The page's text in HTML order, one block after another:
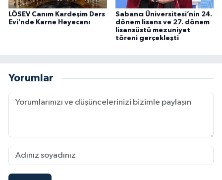
LÖSEV Canım Kardeşim Ders
Evi’nde Karne Heyecanı
Sabancı Üniversitesi’nin 24.
dönem lisans ve 27. dönem
lisansüstü mezuniyet
töreni gerçekleşti
Yorumlar